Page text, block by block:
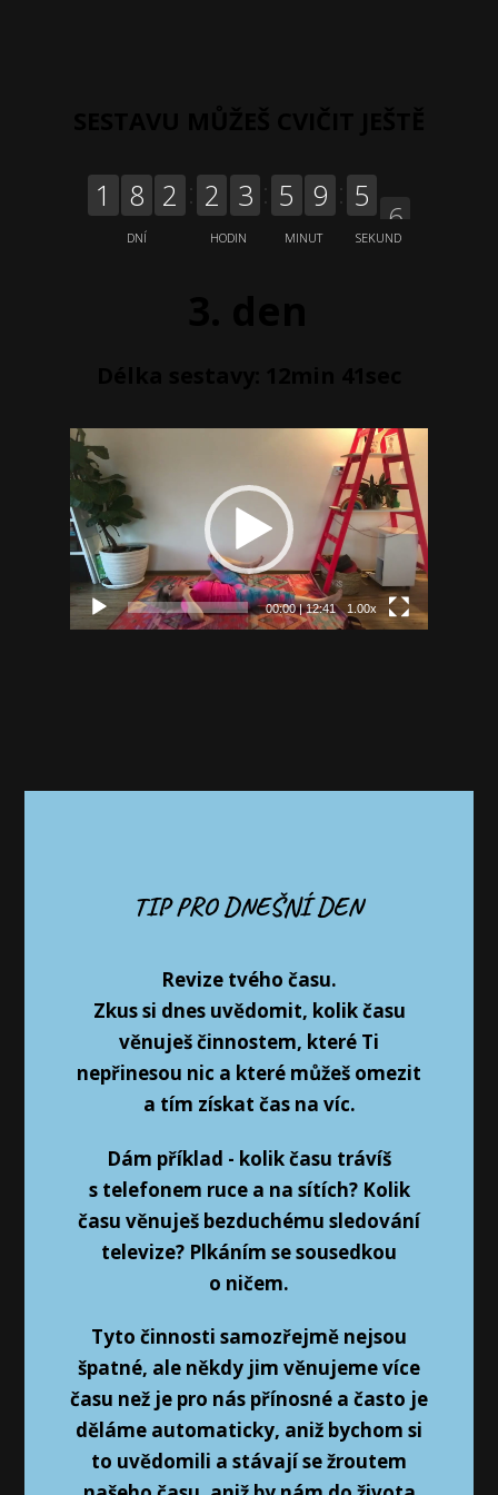
1 8 2
DNÍ
2 3
HODIN
5 9
MINUT
5
SEKUND
Video
přehrávač
00:00|12:41 1.00x
TIP PRO DNEŠNÍ DEN
Revize tvého času.
Zkus si dnes uvědomit, kolik času
věnuješ činnostem, které Ti
nepřinesou nic a které můžeš omezit
a tím získat čas na víc.
Dám příklad - kolik času trávíš
s telefonem ruce a na sítích? Kolik
času věnuješ bezduchému sledování
televize? Plkáním se sousedkou
o ničem.
Tyto činnosti samozřejmě nejsou
špatné, ale někdy jim věnujeme více
času než je pro nás přínosné a často je
děláme automaticky, aniž bychom si
to uvědomili a stávají se žroutem